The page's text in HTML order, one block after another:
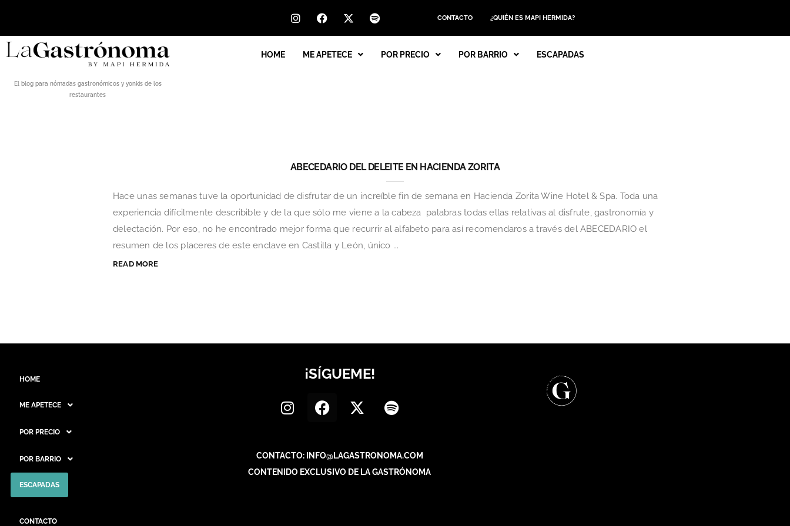
CONTACTO ¿QUIÉN ES MAPI HERMIDA?
El blog para nómadas gastronómicos y yonkis de los
restaurantes
HOME ME APETECE POR PRECIO POR BARRIO ESCAPADAS
ABECEDARIO DEL DELEITE EN HACIENDA ZORITA
Hace unas semanas tuve la oportunidad de disfrutar de un increíble fin de semana en Hacienda Zorita Wine Hotel & Spa. Toda una
experiencia difícilmente describible y de la que sólo me viene a la cabeza palabras todas ellas relativas al disfrute, gastronomía y
delectación. Por eso, no he encontrado mejor forma que recurrir al alfabeto para así recomendaros a través del ABECEDARIO el
resumen de los placeres de este enclave en Castilla y León, único ...
READ MORE
HOME
ME APETECE
POR PRECIO
POR BARRIO
ESCAPADAS
CONTACTO
¡SÍGUEME!
CONTACTO: INFO@LAGASTRONOMA.COM
CONTENIDO EXCLUSIVO DE LA GASTRÓNOMA